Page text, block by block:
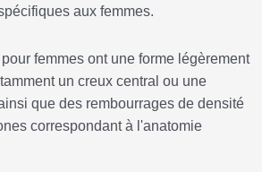
aux femmes.
femmes ont une forme légèrement
un creux central ou une
que des rembourrages de densité
correspondant à l'anatomie